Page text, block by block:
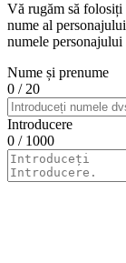
Vă rugăm să folosiți
nume al
numele
Nume și prenume
0 / 20
Introducere
0 / 1000